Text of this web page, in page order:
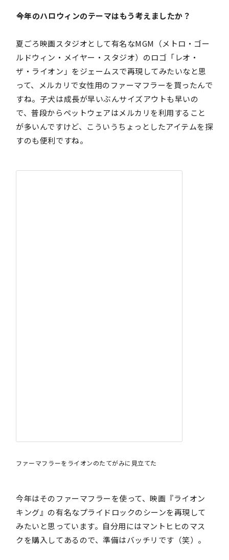
――今年のハロウィンのテーマはもう考えましたか？
夏ごろ映画スタジオとして有名なMGM（メトロ・ゴー
ルドウィン・メイヤー・スタジオ）のロゴ「レオ・
ザ・ライオン」をジェームスで再現してみたいなと思
って、メルカリで女性用のファーマフラーを買ったんで
すね。子犬は成長が早いぶんサイズアウトも早いの
で、普段からペットウェアはメルカリを利用すること
が多いんですけど、こういうちょっとしたアイテムを探
すのも便利ですね。
ファーマフラーをライオンのたてがみに見立てた
今年はそのファーマフラーを使って、映画『ライオン
キング』の有名なプライドロックのシーンを再現して
みたいと思っています。自分用にはマントヒヒのマス
クを購入してあるので、準備はバッチリです（笑）。